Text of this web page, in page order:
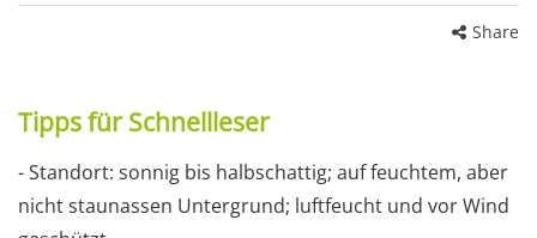
Share
Tipps für Schnellleser
- Standort: sonnig bis halbschattig; auf feuchtem, aber
nicht staunassen Untergrund; luftfeucht und vor Wind